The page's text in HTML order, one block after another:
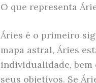
O que representa
Áries é o primeiro
mapa astral, Áries
individualidade, bem
seus objetivos. Se